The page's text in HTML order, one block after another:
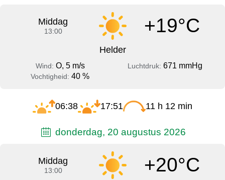
Middag
13:00 +19°C
Helder
Wind: O, 5 m/s Luchtdruk: 671 mmHg
Vochtigheid: 40 %
06:38 17:51 11 h 12 min
donderdag, 20 augustus 2026
Middag
13:00 +20°C